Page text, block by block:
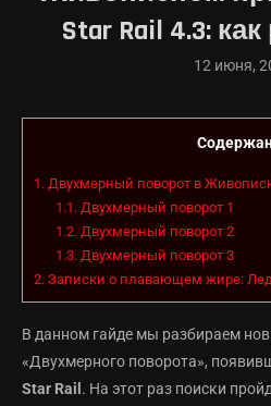
Star Rail 4.3:
12 июня,
1. Двухмерный поворот в
1.1. Двухмерный поворот 1
1.2. Двухмерный поворот 2
1.3. Двухмерный поворот 3
2. Записки о плавающем жире:
В данном гайде мы разбираем
«Двухмерного поворота»,
Star Rail . На этот раз поиски